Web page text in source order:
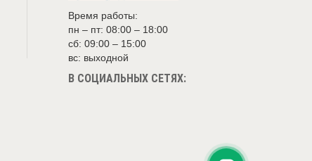
Время работы:
пн – пт: 08:00 – 18:00
сб: 09:00 – 15:00
вс: выходной
В СОЦИАЛЬНЫХ СЕТЯХ: